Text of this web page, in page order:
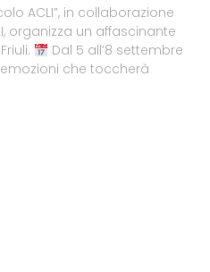
ACLI”, in collaborazione
organizza un affascinante
Dal 5 all’8 settembre
che toccherà